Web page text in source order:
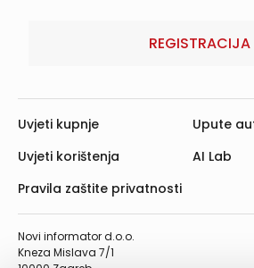
REGISTRACIJA
Novi informator d.o.o.
Kneza Mislava 7/1
Uvjeti kupnje
Uvjeti korištenja
Pravila zaštite privatnosti
Upute
AI Lab